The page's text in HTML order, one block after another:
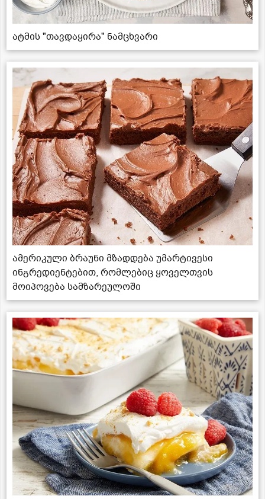
ატმის "თავდაყირა" ნამცხვარი
ამერიკული ბრაუნი მზადდება უმარტივესი
ინგრედიენტებით, რომლებიც ყოველთვის
მოიპოვება სამზარეულოში